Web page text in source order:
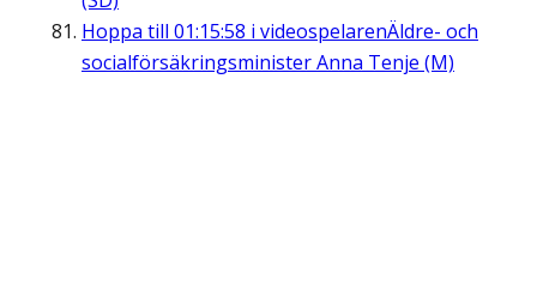
Hoppa till 01:15:58 i videospelarenÄldre- och
socialförsäkringsminister Anna Tenje (M)